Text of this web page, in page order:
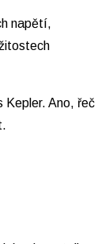
napětí,
Kepler. Ano, řeč